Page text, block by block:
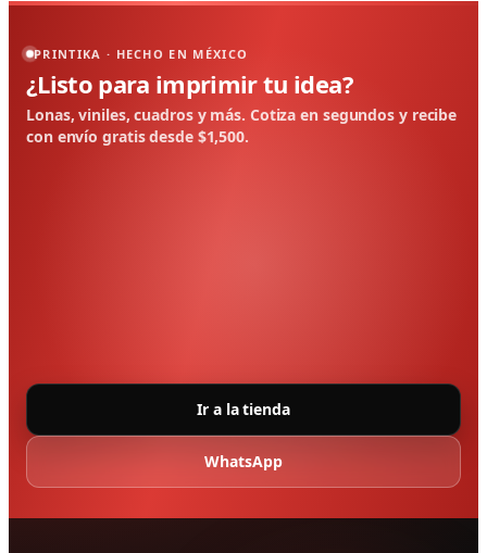
PRINTIKA · HECHO EN MÉXICO
¿Listo para imprimir tu idea?
Lonas, viniles, cuadros y más. Cotiza en segundos y recibe
con envío gratis desde $1,500.
Ir a la tienda
WhatsApp